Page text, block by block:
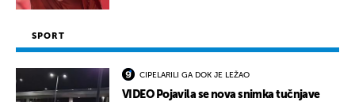
SPORT
CIPELARILI GA DOK JE LEŽAO
VIDEO Pojavila se nova snimka tučnjave